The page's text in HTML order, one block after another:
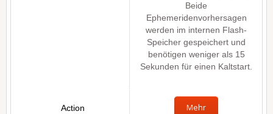
Beide
Ephemeridenvorhersagen
werden im internen Flash-
Speicher gespeichert und
benötigen weniger als 15
Sekunden für einen Kaltstart.
Mehr